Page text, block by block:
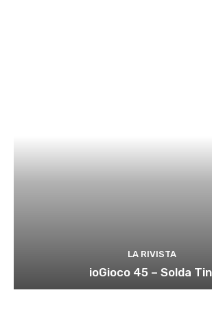
LA RIVISTA
ioGioco 45 – Solda